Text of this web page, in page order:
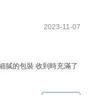
2023-11-07
膩的包裝 收到時充滿了